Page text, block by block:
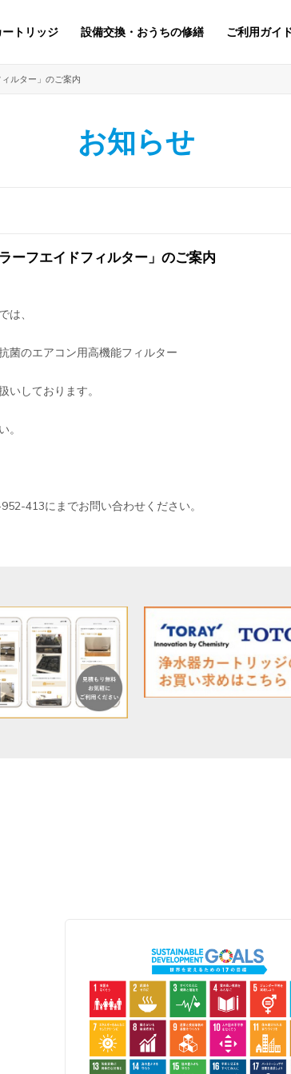
トリッジ 設備交換・おうちの修繕 ご利用ガイ
ルター」のご案内
お知らせ
ーフエイドフィルター」のご案内
は、
菌のエアコン用高機能フィルター
いしております。
。
413にまでお問い合わせください。